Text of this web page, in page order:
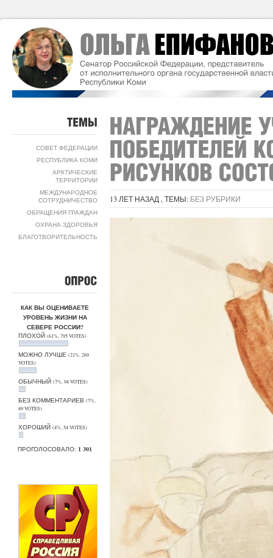
СОВЕТ ФЕДЕРАЦИИ
РЕСПУБЛИКА КОМИ
АРКТИЧЕСКИЕ
ТЕРРИТОРИИ
МЕЖДУНАРОДНОЕ
СОТРУДНИЧЕСТВО
ОБРАЩЕНИЯ ГРАЖДАН
ОХРАНА ЗДОРОВЬЯ
БЛАГОТВОРИТЕЛЬНОСТЬ
КАК ВЫ ОЦЕНИВАЕТЕ
УРОВЕНЬ ЖИЗНИ НА
СЕВЕРЕ РОССИИ?
ПЛОХОЙ (61%, 795 VOTES)
МОЖНО ЛУЧШЕ (21%, 269
VOTES)
ОБЫЧНЫЙ (7%, 94 VOTES)
БЕЗ КОММЕНТАРИЕВ (7%,
89 VOTES)
ХОРОШИЙ (4%, 54 VOTES)
ПРОГОЛОСОВАЛО: 1 301
13 ЛЕТ НАЗАД , ТЕМЫ: БЕЗ РУБРИКИ